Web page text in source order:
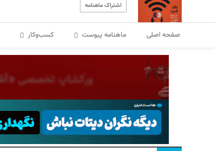
اشتراک ماهنامه
صفحه اصلی ماهنامه پیوست کسب‌و‌کار